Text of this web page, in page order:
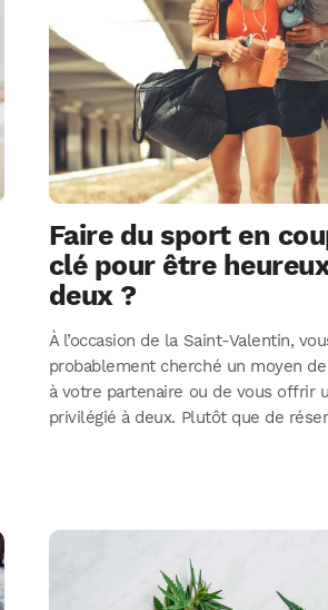
Faire du sport en
clé pour être
deux ?
À l’occasion de la Saint-Valentin,
probablement cherché un moyen
à votre partenaire ou de vous offrir
privilégié à deux. Plutôt que de